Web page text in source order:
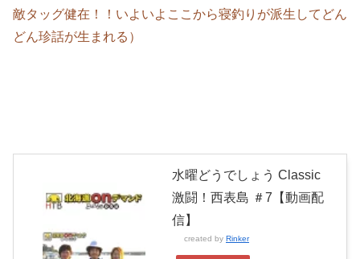
敵タッグ健在！！いよいよここから寝釣りが派生してどん
どん珍話が生まれる）
水曜どうでしょう Classic
激闘！西表島 ＃7【動画配
信】
created by Rinker